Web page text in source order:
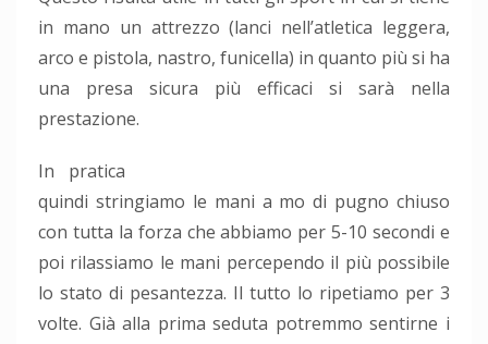
in mano un attrezzo (lanci nell’atletica leggera,
arco e pistola, nastro, funicella) in quanto più si ha
una presa sicura più efficaci si sarà nella
prestazione.
In pratica
quindi stringiamo le mani a mo di pugno chiuso
con tutta la forza che abbiamo per 5-10 secondi e
poi rilassiamo le mani percependo il più possibile
lo stato di pesantezza. Il tutto lo ripetiamo per 3
volte. Già alla prima seduta potremmo sentirne i